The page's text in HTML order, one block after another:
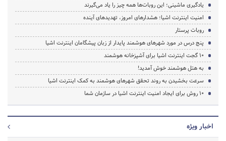
یادگیری ماشینی؛ این روبات‌ها همه چیز را یاد می‌گیرند
امنیت اینترنت اشیا؛ هشدارهای امروز، تهدیدهای آینده
روبات پرستار
پنج درس در مورد شهرهای هوشمند پایدار از زبان پیشگامان اینترنت اشیا
۱۰ گجت اینترنت اشیا برای آشپزخانه هوشمند
به هتل هوشمند خوش آمدید!
سرعت بخشیدن به روند تحقق شهرهای هوشمند به کمک اینترنت اشیا
۱۰ روش برای ایجاد امنیت اینترنت اشیا در سازمان شما
اخبار ویژه